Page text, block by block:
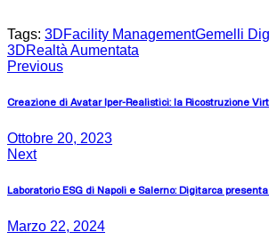
Tags: 3DFacility ManagementGemelli
3DRealtà Aumentata
Previous
Creazione di Avatar Iper-Realistici: la Ricostruzione
Ottobre 20, 2023
Next
Laboratorio ESG di Napoli e Salerno: Digitarca
Marzo 22, 2024